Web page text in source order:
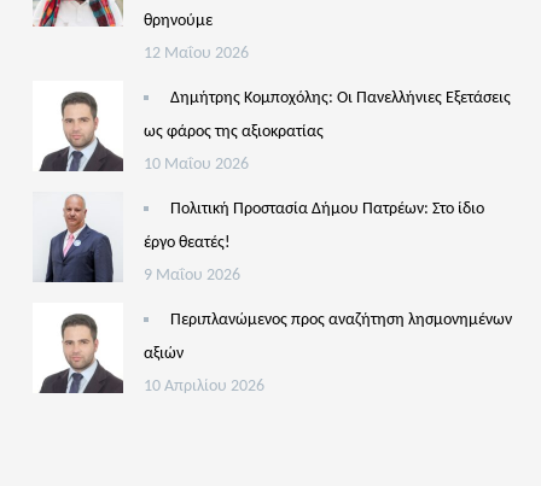
θρηνούμε
12 Μαΐου 2026
Δημήτρης Κομποχόλης: Οι Πανελλήνιες Εξετάσεις
ως φάρος της αξιοκρατίας
10 Μαΐου 2026
Πολιτική Προστασία Δήμου Πατρέων: Στο ίδιο
έργο θεατές!
9 Μαΐου 2026
Περιπλανώμενος προς αναζήτηση λησμονημένων
αξιών
10 Απριλίου 2026